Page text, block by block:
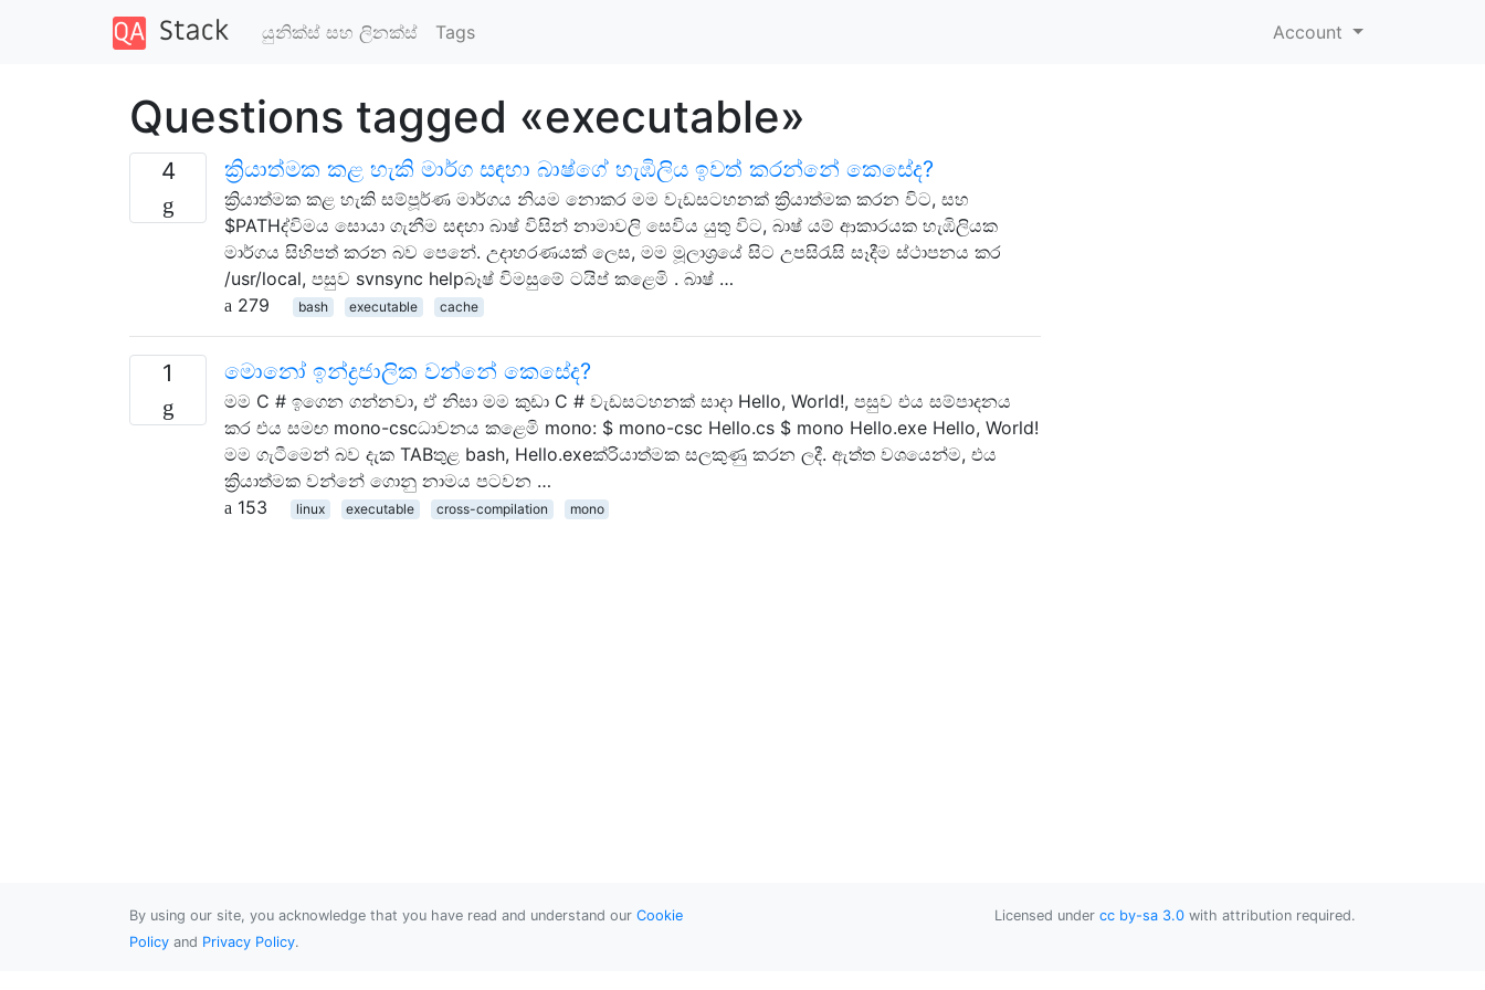
යුනික්ස් සහ ලිනක්ස් Tags Account
Questions tagged «executable»
4 ක්‍රියාත්මක කළ හැකි මාර්ග සඳහා බාෂ්ගේ හැඹිලිය ඉවත් කරන්නේ කෙසේද?
ක්‍රියාත්මක කළ හැකි සම්පූර්ණ මාර්ගය නියම නොකර මම වැඩසටහනක් ක්‍රියාත්මක කරන විට, සහ
$PATHද්විමය සොයා ගැනීම සඳහා බාෂ් විසින් නාමාවලි සෙවිය යුතු විට, බාෂ් යම් ආකාරයක හැඹිලියක
මාර්ගය සිහිපත් කරන බව පෙනේ. උදාහරණයක් ලෙස, මම මූලාශ්‍රයේ සිට උපසිරැසි සෑදීම ස්ථාපනය කර
/usr/local, පසුව svnsync helpබෑෂ් විමසුමේ ටයිප් කළෙමි . බාෂ් …
279
bash executable cache
1 මොනෝ ඉන්ද්‍රජාලික වන්නේ කෙසේද?
මම C # ඉගෙන ගන්නවා, ඒ නිසා මම කුඩා C # වැඩසටහනක් සාදා Hello, World!, පසුව එය සම්පාදනය
කර එය සමඟ mono-cscධාවනය කළෙමි mono: $ mono-csc Hello.cs $ mono Hello.exe Hello, World!
මම ගැටීමෙන් බව දැක TABතුළ bash, Hello.exeක්රියාත්මක සලකුණු කරන ලදී. ඇත්ත වශයෙන්ම, එය
ක්‍රියාත්මක වන්නේ ගොනු නාමය පටවන …
153
linux executable cross-compilation mono
By using our site, you acknowledge that you have read and understand our Cookie
Policy and Privacy Policy.
Licensed under cc by-sa 3.0 with attribution required.